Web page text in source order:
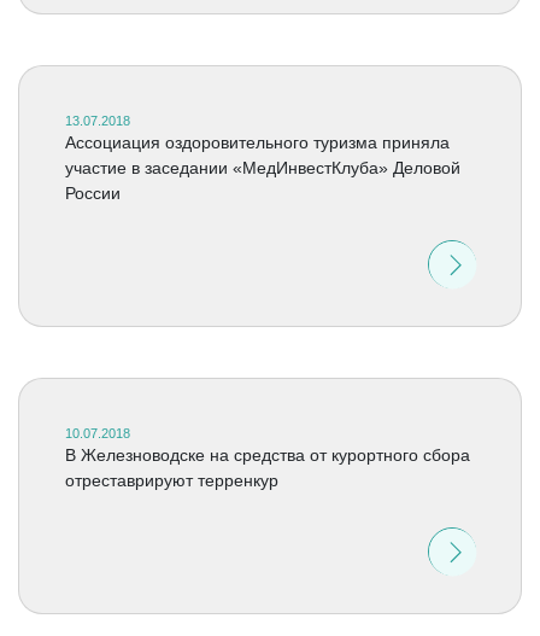
13.07.2018
Ассоциация оздоровительного туризма приняла
участие в заседании «МедИнвестКлуба» Деловой
России
10.07.2018
В Железноводске на средства от курортного сбора
отреставрируют терренкур